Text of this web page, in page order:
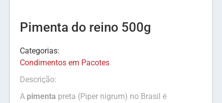
Pimenta do reino 500g
Categorias:
Condimentos em Pacotes
Descrição:
A pimenta preta (Piper nigrum) no Brasil é